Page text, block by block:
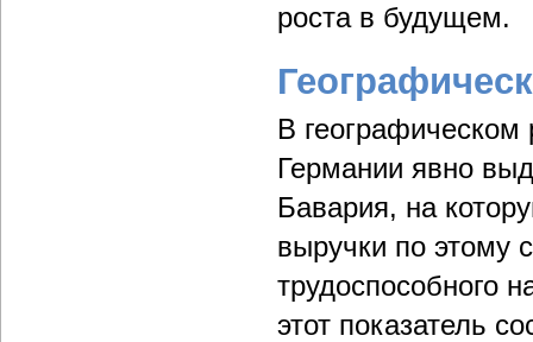
роста в будущем.
В географическом
Германии явно
Бавария, на
выручки по этому
трудоспособного
этот показатель